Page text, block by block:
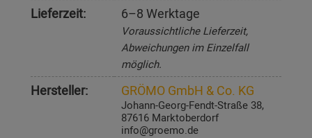
Lieferzeit:
6–8 Werktage
Voraussichtliche Lieferzeit,
Abweichungen im Einzelfall
möglich.
Hersteller: GRÖMO GmbH & Co. KG
Johann-Georg-Fendt-Straße 38,
87616 Marktoberdorf
info@groemo.de